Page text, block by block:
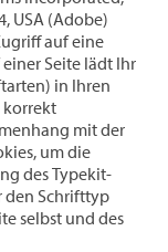
USA (Adobe)
auf eine
Seite lädt Ihr
in Ihren
korrekt
mit der
um die
des Typekit-
den Schrifttyp
selbst und des